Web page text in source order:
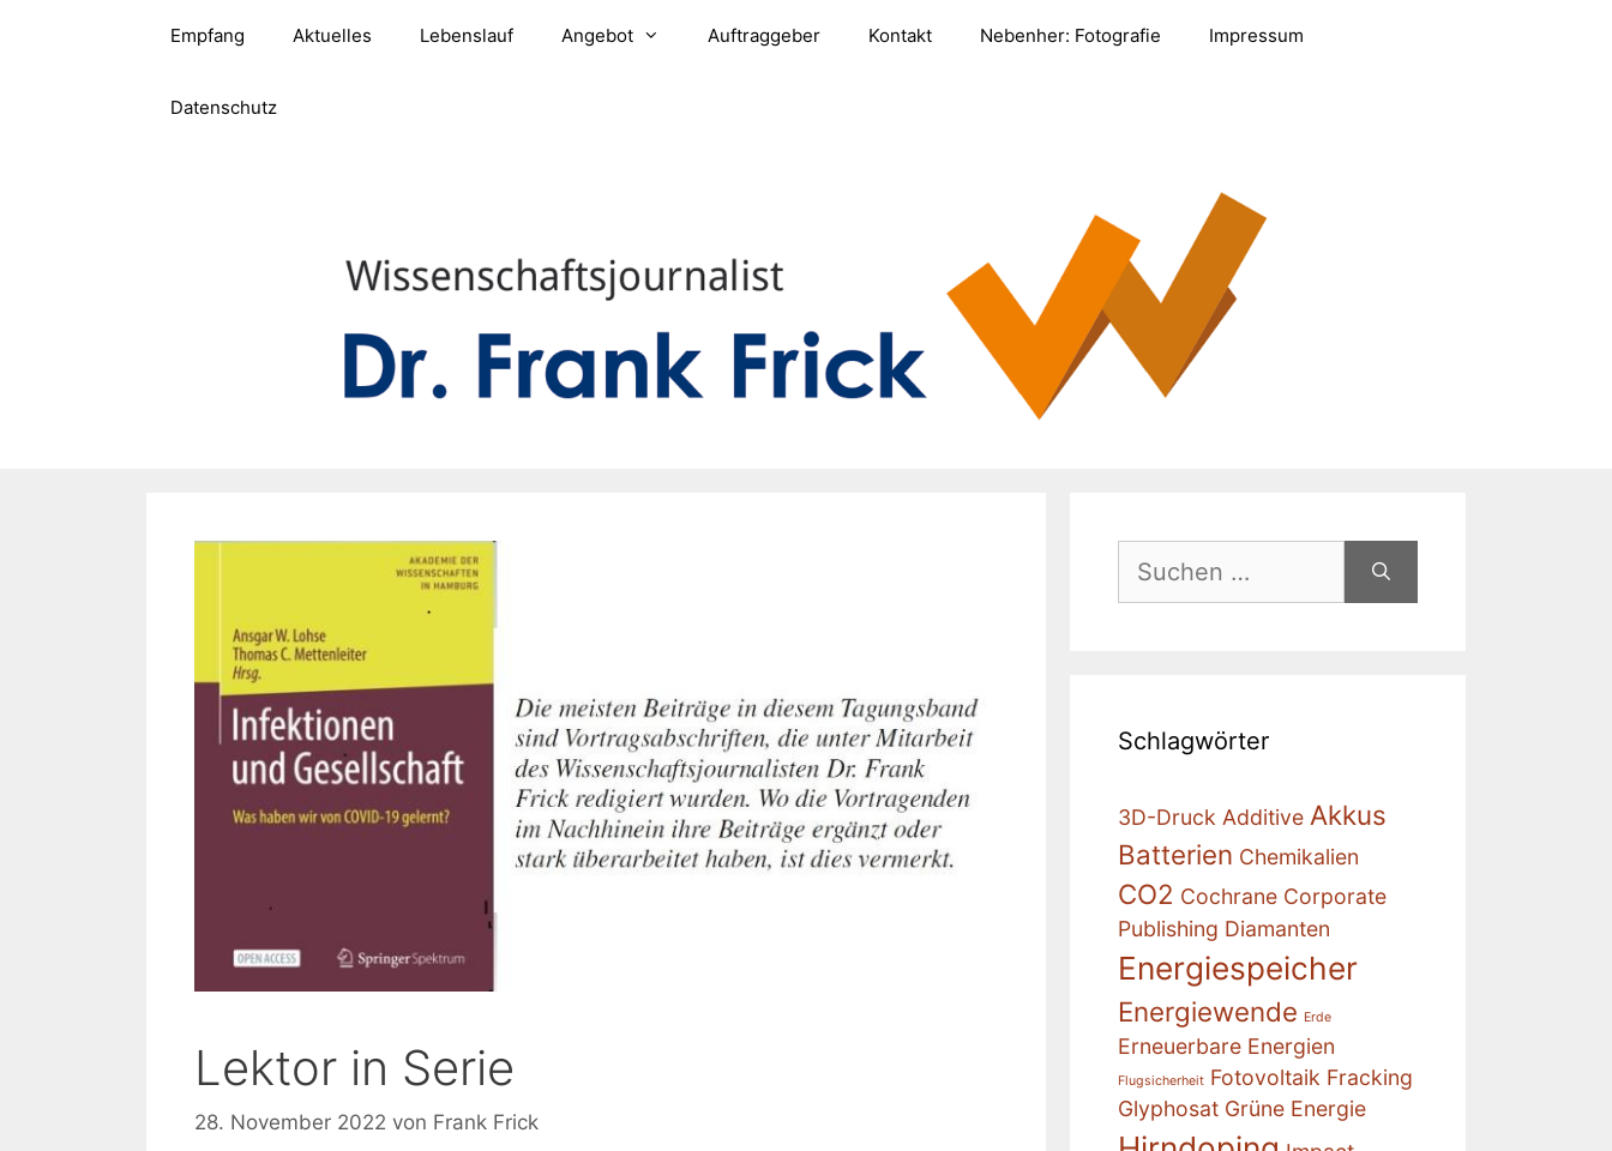
Empfang Aktuelles Lebenslauf Angebot Auftraggeber Kontakt Nebenher: Fotografie Impressum
Datenschutz
Lektor in Serie
28. November 2022 von Frank Frick
nach:
Schlagwörter
3D-Druck Additive Akkus
Batterien Chemikalien
CO2 Cochrane Corporate
Publishing Diamanten
Energiespeicher
Energiewende Erde
Erneuerbare Energien
Flugsicherheit Fotovoltaik Fracking
Glyphosat Grüne Energie